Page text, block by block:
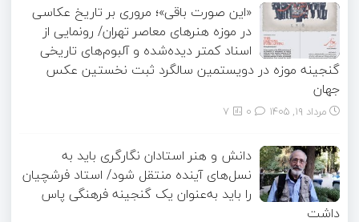
«این صورت باقی»؛ مروری بر تاریخ عکاسی
در موزه هنرهای معاصر تهران/ رونمایی از
اسناد کمتر دیده‌شده و آلبوم‌های تاریخی
گنجینه موزه در دویستمین سالگرد ثبت نخستین عکس
جهان
مرداد ۱۹, ۱۴۰۵ 7
دانش و هنر استادان نگارگری باید به
نسل‌های آینده منتقل شود/ استاد فرشچیان
را باید به‌عنوان یک گنجینه فرهنگی پاس
داشت